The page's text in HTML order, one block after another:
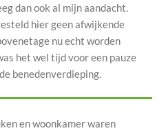
dan ook al mijn aandacht.
hier geen afwijkende
nu echt worden
het wel tijd voor een pauze
benedenverdieping.
en woonkamer waren